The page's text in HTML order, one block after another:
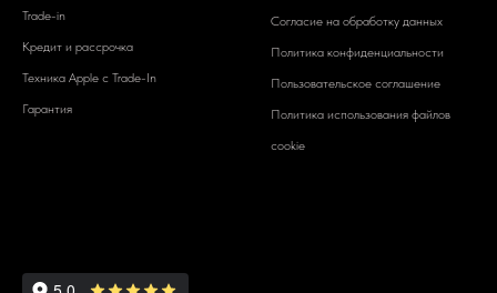
Trade-in
Кредит и рассрочка
Техника Apple c Trade-In
Гарантия
Согласие на обработку данных
Политика конфиденциальности
Пользовательское соглашение
Политика использования файлов
cookie